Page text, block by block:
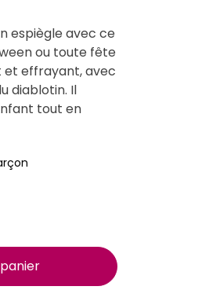
espiègle avec ce
ou toute fête
et effrayant, avec
diablotin. Il
tout en